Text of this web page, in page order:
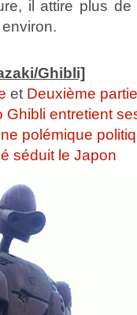
il attire plus
Ghibli]
et Deuxième partie
Ghibli entretient
polémique
séduit le Japon